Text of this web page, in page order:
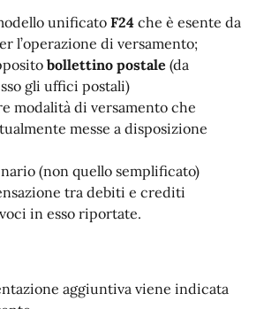
unificatoF24 che è esente da
l’operazione di versamento;
bollettino postale (da
gli uffici postali)
modalità di versamento che
messe a disposizione
(non quello semplificato)
tra debiti e crediti
in esso riportate.
aggiuntiva viene indicata